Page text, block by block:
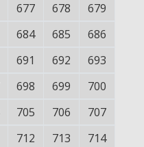
677 678
679
684 685
686
691 692
693
698 699
700
705 706
707
712 713
714